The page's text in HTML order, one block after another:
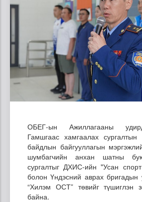
ОБЕГ-ын Ажиллагааны
Гамшгаас хамгаалах сургалтын
байдлын байгууллагын
шумбагчийн анхан шатны
сургалтыг ДХИС-ийн "Усан
болон Үндэсний аврах бригадын
“Хилэм ОСТ” төвийг түшиглэн
байна.